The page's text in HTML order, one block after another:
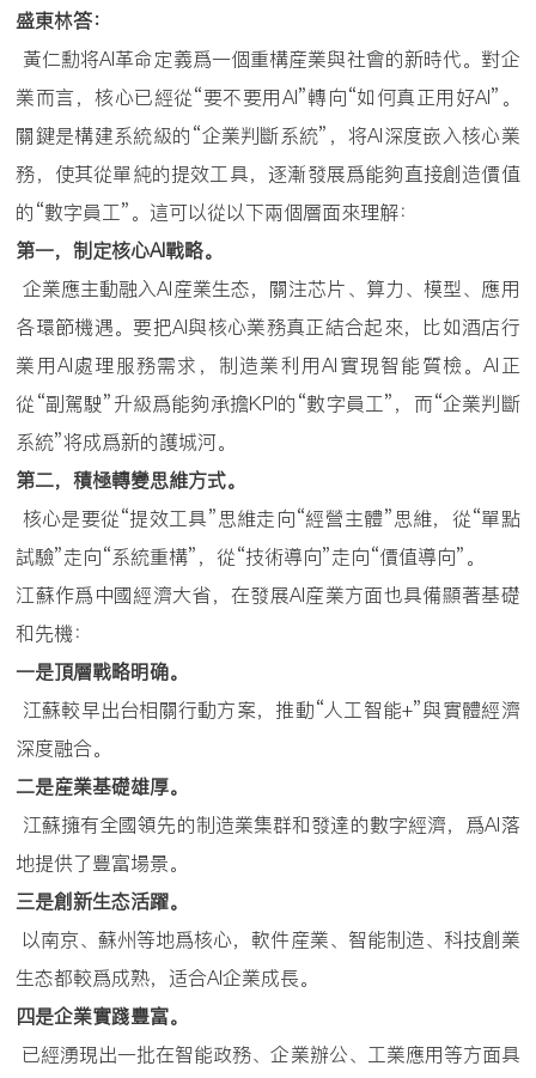
盛東林答：
黃仁勳将AI革命定義爲一個重構産業與社會的新時代。對企
業而言，核心已經從“要不要用AI”轉向“如何真正用好AI”。
關鍵是構建系統級的“企業判斷系統”，将AI深度嵌入核心業
務，使其從單純的提效工具，逐漸發展爲能夠直接創造價值
的“數字員工”。這可以從以下兩個層面來理解：
第一，制定核心AI戰略。
企業應主動融入AI産業生态，關注芯片、算力、模型、應用
各環節機遇。要把AI與核心業務真正結合起來，比如酒店行
業用AI處理服務需求，制造業利用AI實現智能質檢。AI正
從“副駕駛”升級爲能夠承擔KPI的“數字員工”，而“企業判斷
系統”将成爲新的護城河。
第二，積極轉變思維方式。
核心是要從“提效工具”思維走向“經營主體”思維，從“單點
試驗”走向“系統重構”，從“技術導向”走向“價值導向”。
江蘇作爲中國經濟大省，在發展AI産業方面也具備顯著基礎
和先機：
一是頂層戰略明确。
江蘇較早出台相關行動方案，推動“人工智能+”與實體經濟
深度融合。
二是産業基礎雄厚。
江蘇擁有全國領先的制造業集群和發達的數字經濟，爲AI落
地提供了豐富場景。
三是創新生态活躍。
以南京、蘇州等地爲核心，軟件産業、智能制造、科技創業
生态都較爲成熟，适合AI企業成長。
四是企業實踐豐富。
已經湧現出一批在智能政務、企業辦公、工業應用等方面具